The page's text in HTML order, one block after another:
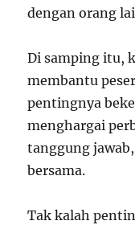
dengan orang
Di samping itu,
membantu
pentingnya
menghargai
tanggung
bersama.
Tak kalah